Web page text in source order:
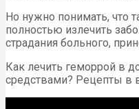
Но нужно понимать, что
полностью излечить
страдания больного,
Как лечить геморрой в
средствами? Рецепты в